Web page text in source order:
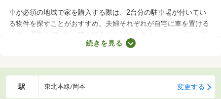
車が必須の地域で家を購入する際は、2台分の駐車場が付いてい
る物件を探すことがおすすめ。夫婦それぞれが自宅に車を置ける
ので、通勤や買い物の際に困ることがありません。ここでは、駐
車場2台分以上を備えている中古の一戸建てを紹介します。物件
トをチェックしましょう。
続きを見る
駅 東北本線/岡本 変更する